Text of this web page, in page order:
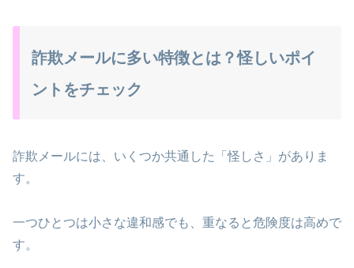
詐欺メールに多い特徴とは？怪しいポイ
ントをチェック
詐欺メールには、いくつか共通した「怪しさ」がありま
す。
一つひとつは小さな違和感でも、重なると危険度は高めで
す。